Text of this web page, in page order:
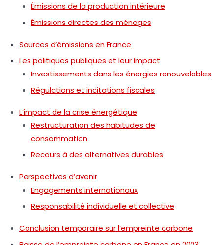
Émissions de la production intérieure
Émissions directes des ménages
Sources d’émissions en France
Les politiques publiques et leur impact
Investissements dans les énergies renouvelables
Régulations et incitations fiscales
L’impact de la crise énergétique
Restructuration des habitudes de
consommation
Recours à des alternatives durables
Perspectives d’avenir
Engagements internationaux
Responsabilité individuelle et collective
Conclusion temporaire sur l’empreinte carbone